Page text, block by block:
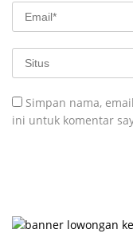
Simpan nama,
ini untuk komentar